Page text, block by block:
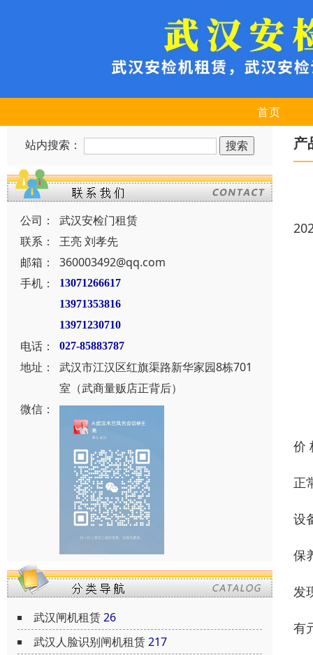
首页
站内搜索：
公司：
武汉安检门租赁
联系：
王亮 刘孝先
邮箱：
360003492@qq.com
手机：
13071266617
13971353816
13971230710
电话： 027-85883787
地址：
武汉市江汉区红旗渠路新华家园8栋701
室（武商量贩店正背后）
微信：
武汉闸机租赁26
武汉人脸识别闸机租赁217
产
价
正
设
保
发
有